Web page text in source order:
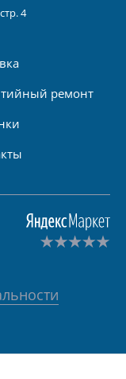
4
ремонт